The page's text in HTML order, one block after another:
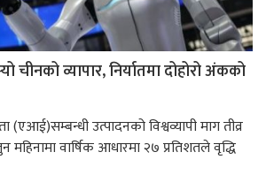
चीनको व्यापार, निर्यातमा दोहोरो अंकको
(एआई)सम्बन्धी उत्पादनको विश्वव्यापी माग तीव्र
महिनामा वार्षिक आधारमा २७ प्रतिशतले वृद्धि